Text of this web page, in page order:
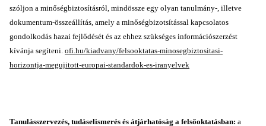
szóljon a minőségbiztosításról, mindössze egy olyan tanulmány-, illetve
dokumentum-összeállítás, amely a minőségbizotsítással kapcsolatos
gondolkodás hazai fejlődését és az ehhez szükséges információszerzést
kívánja segíteni. ofi.hu/kiadvany/felsooktatas-minosegbiztositasi-
horizontja-megujitott-europai-standardok-es-iranyelvek
Tanulásszervezés, tudáselismerés és átjárhatóság a felsőoktatásban: a